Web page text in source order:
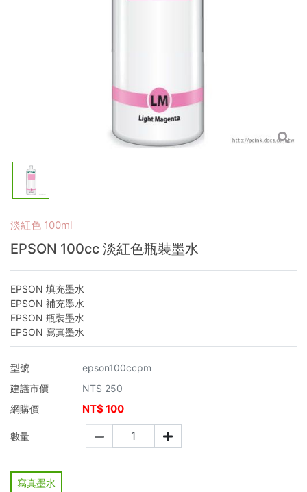
淡紅色 100ml
EPSON 100cc 淡紅色瓶裝墨水
EPSON 填充墨水
EPSON 補充墨水
EPSON 瓶裝墨水
EPSON 寫真墨水
型號
epson100ccpm
建議市價
NT$ 250
網購價
NT$100
數量
寫真墨水